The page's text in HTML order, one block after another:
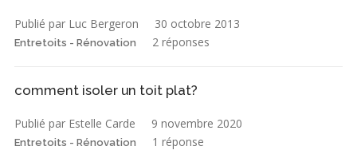
Publié par Luc Bergeron 30 octobre 2013
Entretoits - Rénovation 2 réponses
comment isoler un toit plat?
Publié par Estelle Carde 9 novembre 2020
Entretoits - Rénovation 1 réponse